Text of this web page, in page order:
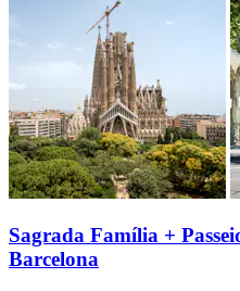
Sagrada Família +
Barcelona